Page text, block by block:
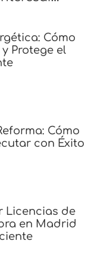
Cómo
Protege el
Cómo
con Éxito
Licencias de
en Madrid